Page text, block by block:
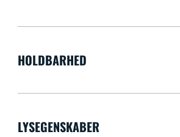
HOLDBARHED
LYSEGENSKABER